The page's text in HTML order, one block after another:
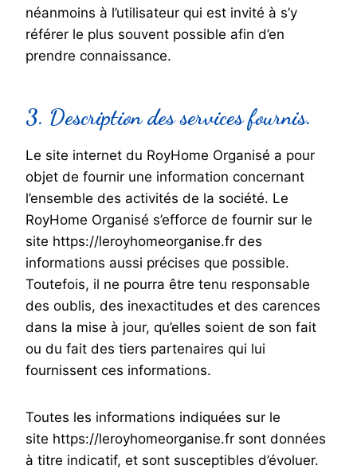
néanmoins à l’utilisateur qui est invité à s’y
référer le plus souvent possible afin d’en
prendre connaissance.
3. Description des services fournis.
Le site internet du RoyHome Organisé a pour
objet de fournir une information concernant
l’ensemble des activités de la société. Le
RoyHome Organisé s’efforce de fournir sur le
site https://leroyhomeorganise.fr des
informations aussi précises que possible.
Toutefois, il ne pourra être tenu responsable
des oublis, des inexactitudes et des carences
dans la mise à jour, qu’elles soient de son fait
ou du fait des tiers partenaires qui lui
fournissent ces informations.
Toutes les informations indiquées sur le
site https://leroyhomeorganise.fr sont données
à titre indicatif, et sont susceptibles d’évoluer.